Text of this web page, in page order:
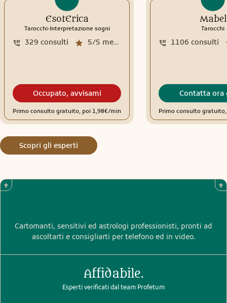
EsotErica
Tarocchi.Interpretazione sogni
5/5 media recensioni
329 consulti
Occupato, avvisami
Primo consulto gratuito, poi 1,98€/min
Mabel
Tarocchi
1106 consulti
Contatta ora
Primo consulto
Scopri gli esperti
Cartomanti, sensitivi ed astrologi professionisti, pronti ad
ascoltarti e consigliarti per telefono ed in video.
Affidabile.
Esperti verificati dal team Profetum